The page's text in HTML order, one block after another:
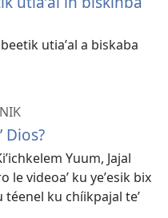
utiaʼal a biskaba
Dios?
Yuum, Jajal
le videoaʼ ku yeʼesik bix
téenel ku chíikpajal teʼ